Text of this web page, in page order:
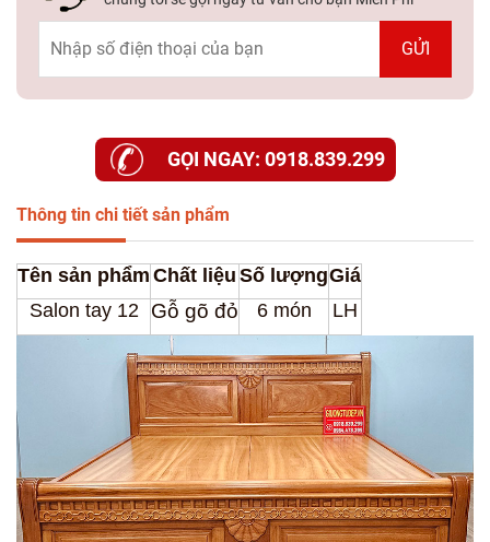
GỌI NGAY: 0918.839.299
Thông tin chi tiết sản phẩm
Tên sản phẩm Chất liệu Số lượngGiá
Salon tay 12
Gỗ gõ đỏ 6 món LH